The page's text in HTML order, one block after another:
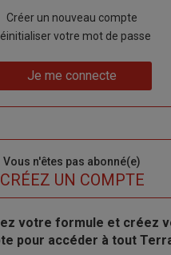
Créer un nouveau compte
votre mot de passe
Je me connecte
Vous n'êtes pas abonné(e)
CRÉEZ UN COMPTE
votre formule et créez
pour accéder à tout